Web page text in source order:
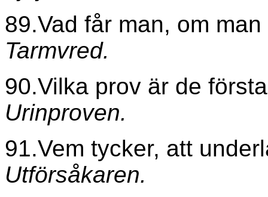
89.Vad får man, om
Tarmvred.
90.Vilka prov är de
Urinproven.
91.Vem tycker, att
Utförsåkaren.